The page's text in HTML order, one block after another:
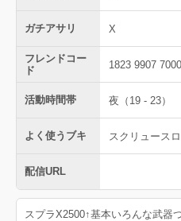
ガチアサリ X
フレンドコー
ド
1823 9907 7000
活動時間帯 夜（19 - 23）
よく使うブキ スクリュース
配信URL
スプラX2500↑基本いろんな武器